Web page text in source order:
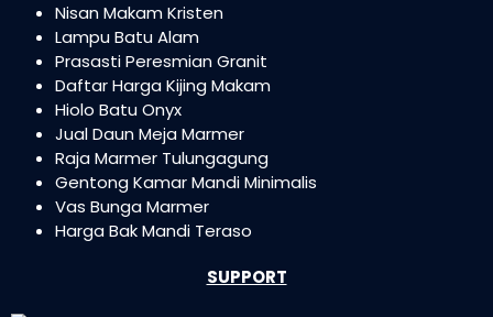
Nisan Makam Kristen
Lampu Batu Alam
Prasasti Peresmian Granit
Daftar Harga Kijing Makam
Hiolo Batu Onyx
Jual Daun Meja Marmer
Raja Marmer Tulungagung
Gentong Kamar Mandi Minimalis
Vas Bunga Marmer
Harga Bak Mandi Teraso
SUPPORT